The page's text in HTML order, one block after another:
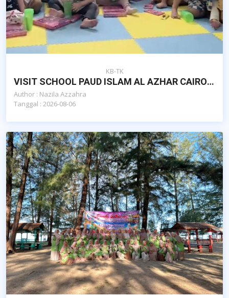
KB-TK
VISIT SCHOOL PAUD ISLAM AL AZHAR CAIRO BANDA ACEH OLEH YAYASAN AL KAUTSAR EDUQIDS MALAYSIA
Author : Nazila Azzahra
Tanggal : 2026-08-06